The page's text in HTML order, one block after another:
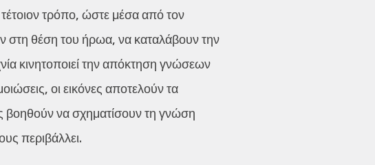
τρόπο, ώστε μέσα από τον
στη θέση του ήρωα, να καταλάβουν την
κινητοποιεί την απόκτηση γνώσεων
οι εικόνες αποτελούν τα
βοηθούν να σχηματίσουν τη γνώση
περιβάλλει.